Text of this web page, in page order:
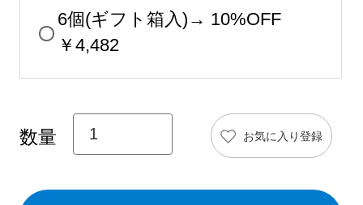
6個(ギフト箱入)→ 10%OFF
￥4,482
お気に入り登録